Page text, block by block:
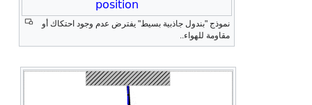
نموذج "بندول جاذبية بسيط" يفترض عدم وجود احتكاك أو
مقاومة للهواء..